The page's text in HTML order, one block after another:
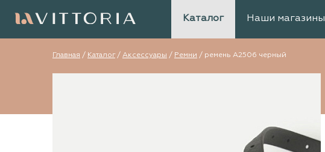
Каталог Наши магазины
Главная / Каталог/ Аксессуары / Ремни / ремень А2506 черный